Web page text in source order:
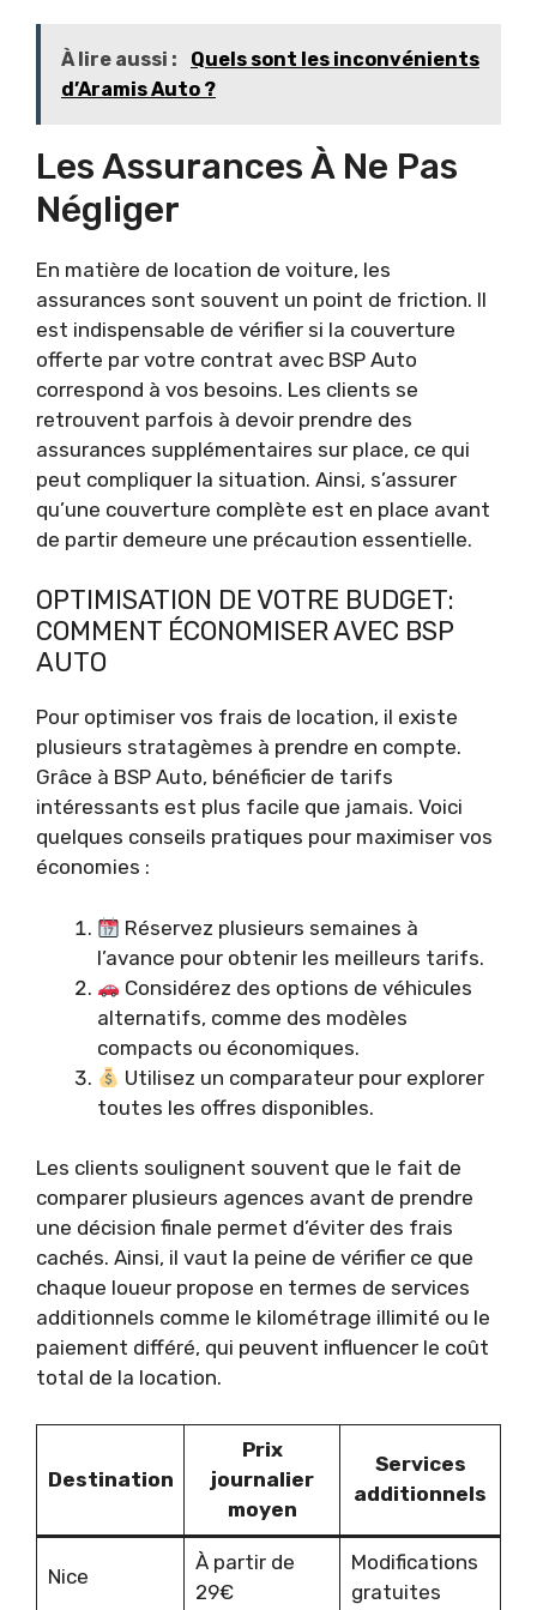
À lire aussi :
Quels sont les inconvénients
d’Aramis Auto ?
Les Assurances À Ne Pas
Négliger
En matière de location de voiture, les
assurances sont souvent un point de friction. Il
est indispensable de vérifier si la couverture
offerte par votre contrat avec BSP Auto
correspond à vos besoins. Les clients se
retrouvent parfois à devoir prendre des
assurances supplémentaires sur place, ce qui
peut compliquer la situation. Ainsi, s’assurer
qu’une couverture complète est en place avant
de partir demeure une précaution essentielle.
OPTIMISATION DE VOTRE BUDGET:
COMMENT ÉCONOMISER AVEC BSP
AUTO
Pour optimiser vos frais de location, il existe
plusieurs stratagèmes à prendre en compte.
Grâce à BSP Auto, bénéficier de tarifs
intéressants est plus facile que jamais. Voici
quelques conseils pratiques pour maximiser vos
économies :
Réservez plusieurs semaines à
l’avance pour obtenir les meilleurs tarifs.
Considérez des options de véhicules
alternatifs, comme des modèles
compacts ou économiques.
Utilisez un comparateur pour explorer
toutes les offres disponibles.
Les clients soulignent souvent que le fait de
comparer plusieurs agences avant de prendre
une décision finale permet d’éviter des frais
cachés. Ainsi, il vaut la peine de vérifier ce que
chaque loueur propose en termes de services
additionnels comme le kilométrage illimité ou le
paiement différé, qui peuvent influencer le coût
total de la location.
Destination
Prix
journalier
moyen
Services
additionnels
Nice
À partir de
29€
Modifications
gratuites